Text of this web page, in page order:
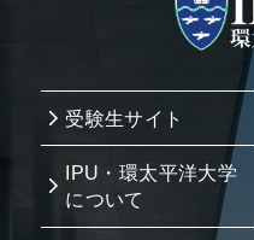
受験生サイト
IPU・環太平洋大学
について